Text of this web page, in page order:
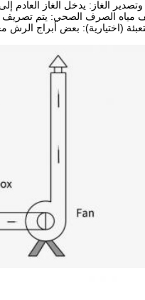
مياه الصرف الصحي: يتم تصريف